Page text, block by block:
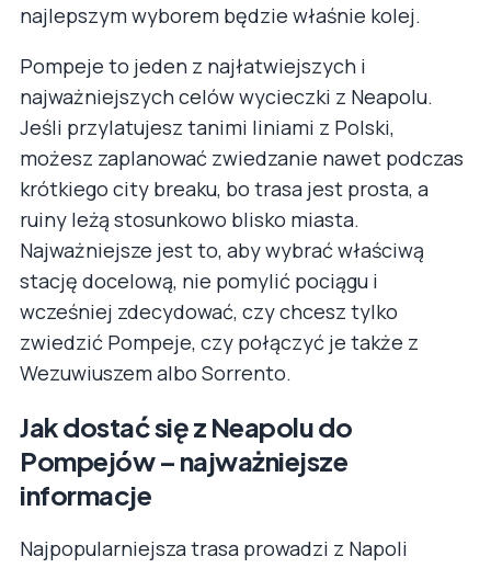
najlepszym wyborem będzie właśnie kolej.
Pompeje to jeden z najłatwiejszych i
najważniejszych celów wycieczki z Neapolu.
Jeśli przylatujesz tanimi liniami z Polski,
możesz zaplanować zwiedzanie nawet podczas
krótkiego city breaku, bo trasa jest prosta, a
ruiny leżą stosunkowo blisko miasta.
Najważniejsze jest to, aby wybrać właściwą
stację docelową, nie pomylić pociągu i
wcześniej zdecydować, czy chcesz tylko
zwiedzić Pompeje, czy połączyć je także z
Wezuwiuszem albo Sorrento.
Jak dostać się z Neapolu do
Pompejów – najważniejsze
informacje
Najpopularniejsza trasa prowadzi z Napoli